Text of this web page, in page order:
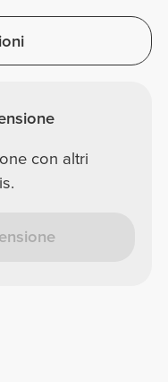
con altri